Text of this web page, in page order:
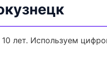
лет. Используем